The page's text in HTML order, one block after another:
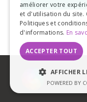
améliorer votre
et d'utilisation du site.
Politiques et
d'informations. En
ACCEPTER TOUT
AFFICHER
POWERED BY